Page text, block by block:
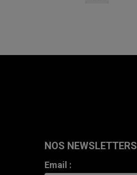
NOS NEWSLETTERS
Email :